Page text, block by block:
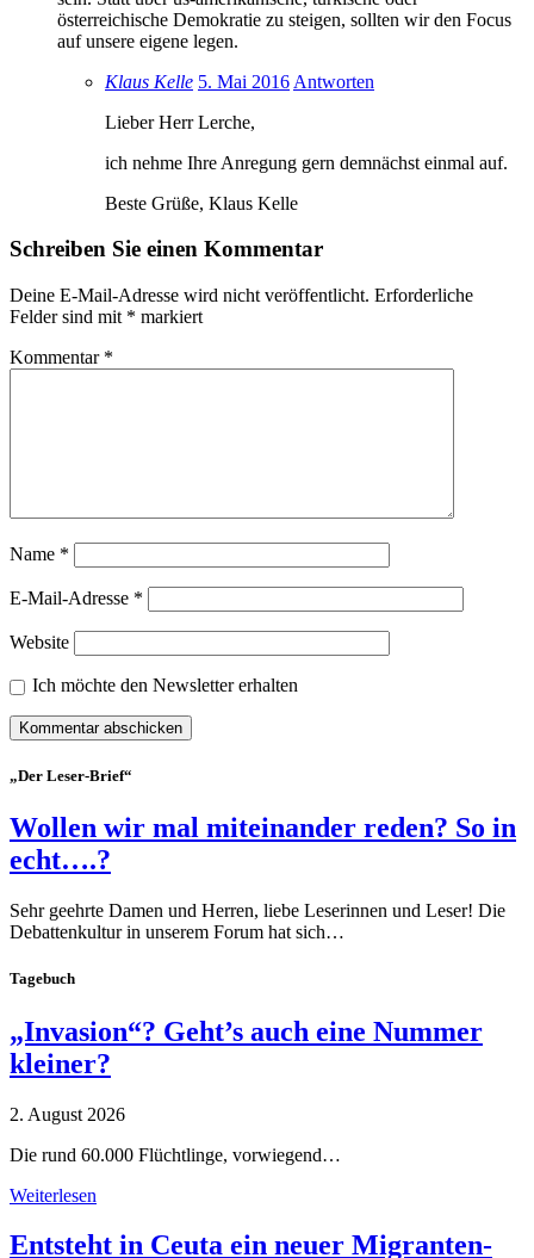
österreichische Demokratie zu steigen, sollten wir den Focus
auf unsere eigene legen.
Klaus Kelle 5. Mai 2016 Antworten
Lieber Herr Lerche,
ich nehme Ihre Anregung gern demnächst einmal auf.
Beste Grüße, Klaus Kelle
Schreiben Sie einen Kommentar
Deine E-Mail-Adresse wird nicht veröffentlicht. Erforderliche
Felder sind mit * markiert
Kommentar *
Name *
E-Mail-Adresse *
Website
Ich möchte den Newsletter erhalten
„Der Leser-Brief“
Wollen wir mal miteinander reden? So in
echt….?
Sehr geehrte Damen und Herren, liebe Leserinnen und Leser! Die
Debattenkultur in unserem Forum hat sich…
Tagebuch
„Invasion“? Geht’s auch eine Nummer
kleiner?
2. August 2026
Die rund 60.000 Flüchtlinge, vorwiegend…
Weiterlesen
Entsteht in Ceuta ein neuer Migranten-